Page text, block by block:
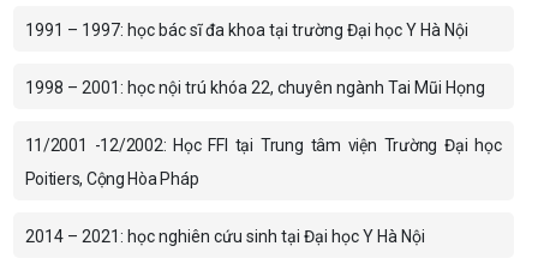
1991 – 1997: học bác sĩ đa khoa tại trường Đại học Y Hà Nội
1998 – 2001: học nội trú khóa 22, chuyên ngành Tai Mũi Họng
11/2001 -12/2002: Học FFI tại Trung tâm viện Trường Đại học
Poitiers, Cộng Hòa Pháp
2014 – 2021: học nghiên cứu sinh tại Đại học Y Hà Nội